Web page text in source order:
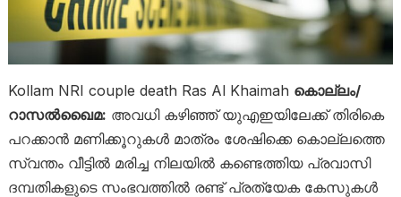
Kollam NRI couple death Ras Al Khaimah കൊല്ലം/
റാസൽഖൈമ: അവധി കഴിഞ്ഞ് യുഎഇയിലേക്ക് തിരികെ
പറക്കാൻ മണിക്കൂറുകൾ മാത്രം ശേഷിക്കെ കൊല്ലത്തെ
സ്വന്തം വീട്ടിൽ മരിച്ച നിലയിൽ കണ്ടെത്തിയ പ്രവാസി
ദമ്പതികളുടെ സംഭവത്തിൽ രണ്ട് പ്രത്യേക കേസുകൾ